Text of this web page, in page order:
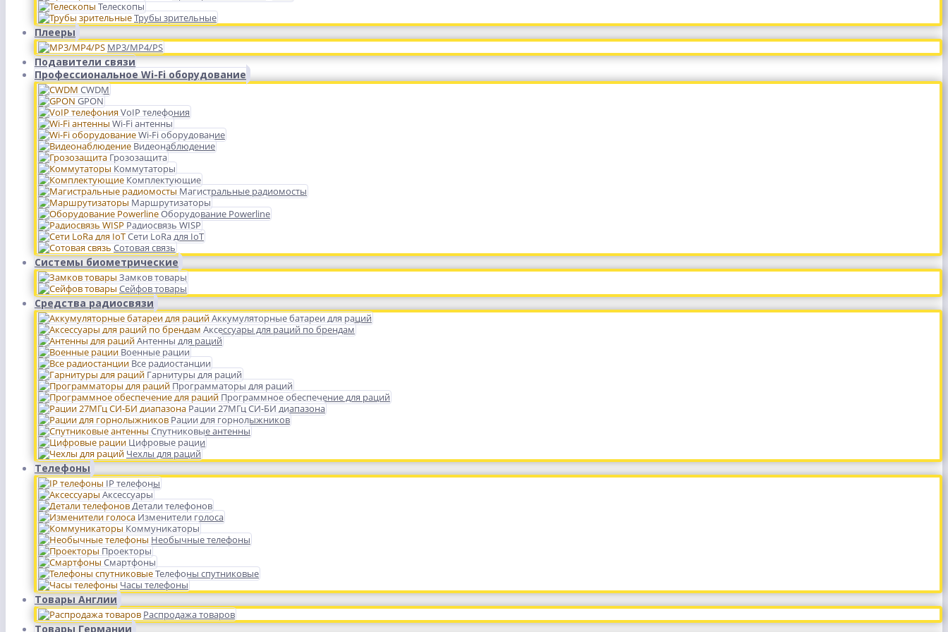
Телескопы
Трубы зрительные
Плееры
MP3/MP4/PS
Подавители связи
Профессиональное Wi-Fi оборудование
CWDM
GPON
VoIP телефония
Wi-Fi антенны
Wi-Fi оборудование
Видеонаблюдение
Грозозащита
Коммутаторы
Комплектующие
Магистральные радиомосты
Маршрутизаторы
Оборудование Powerline
Радиосвязь WISP
Сети LoRa для IoT
Сотовая связь
Системы биометрические
Замков товары
Сейфов товары
Средства радиосвязи
Аккумуляторные батареи для раций
Аксессуары для раций по брендам
Антенны для раций
Военные рации
Все радиостанции
Гарнитуры для раций
Программаторы для раций
Программное обеспечение для раций
Рации 27МГц СИ-БИ диапазона
Рации для горнолыжников
Спутниковые антенны
Цифровые рации
Чехлы для раций
Телефоны
IP телефоны
Аксессуары
Детали телефонов
Изменители голоса
Коммуникаторы
Необычные телефоны
Проекторы
Смартфоны
Телефоны спутниковые
Часы телефоны
Товары Англии
Распродажа товаров
Товары Германии